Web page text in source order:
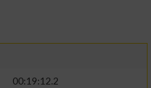
00:19:12.2